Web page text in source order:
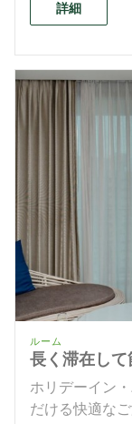
詳細
ルーム
長く滞在して
ホリデーイン
だける快適な